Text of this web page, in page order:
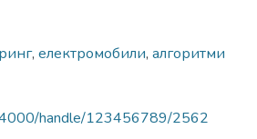
, електромобили, алгоритми
handle/123456789/2562